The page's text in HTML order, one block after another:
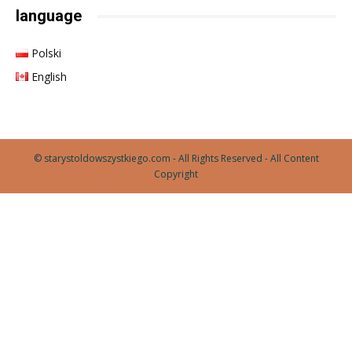
language
Polski
English
© starystoldowszystkiego.com - All Rights Reserved - All Content
Copyright